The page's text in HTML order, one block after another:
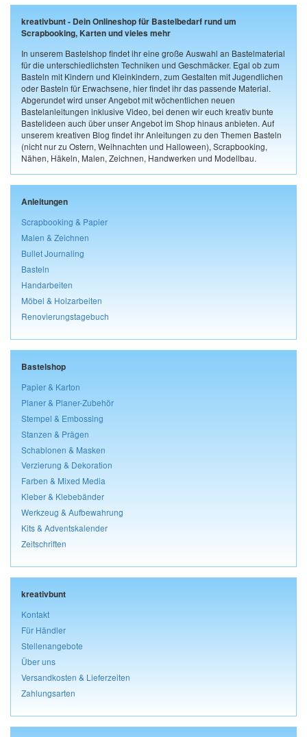
kreativbunt - Dein Onlineshop für Bastelbedarf rund um
Scrapbooking, Karten und vieles mehr
In unserem Bastelshop findet ihr eine große Auswahl an Bastelmaterial
für die unterschiedlichsten Techniken und Geschmäcker. Egal ob zum
Basteln mit Kindern und Kleinkindern, zum Gestalten mit Jugendlichen
oder Basteln für Erwachsene, hier findet ihr das passende Material.
Abgerundet wird unser Angebot mit wöchentlichen neuen
Bastelanleitungen inklusive Video, bei denen wir euch kreativ bunte
Bastelideen auch über unser Angebot im Shop hinaus anbieten. Auf
unserem kreativen Blog findet ihr Anleitungen zu den Themen Basteln
(nicht nur zu Ostern, Weihnachten und Halloween), Scrapbooking,
Nähen, Häkeln, Malen, Zeichnen, Handwerken und Modellbau.
Anleitungen
Scrapbooking & Papier
Malen & Zeichnen
Bullet Journaling
Basteln
Handarbeiten
Möbel & Holzarbeiten
Renovierungstagebuch
Bastelshop
Papier & Karton
Planer & Planer-Zubehör
Stempel & Embossing
Stanzen & Prägen
Schablonen & Masken
Verzierung & Dekoration
Farben & Mixed Media
Kleber & Klebebänder
Werkzeug & Aufbewahrung
Kits & Adventskalender
Zeitschriften
kreativbunt
Kontakt
Für Händler
Stellenangebote
Über uns
Versandkosten & Lieferzeiten
Zahlungsarten